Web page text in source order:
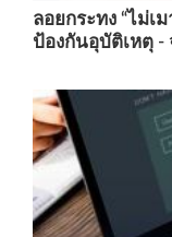
ลอยกระทง “ไม่เ
ป้องกันอุบัติเหตุ -